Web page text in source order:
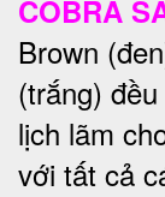
COBRA
Brown
(trắng)
lịch lãm
với tất cả